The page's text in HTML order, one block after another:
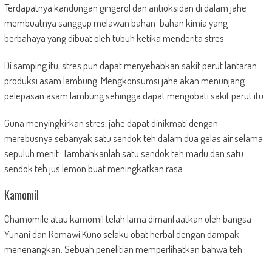
Terdapatnya kandungan gingerol dan antioksidan di dalam jahe
membuatnya sanggup melawan bahan-bahan kimia yang
berbahaya yang dibuat oleh tubuh ketika menderita stres.
Di samping itu, stres pun dapat menyebabkan sakit perut lantaran
produksi asam lambung. Mengkonsumsi jahe akan menunjang
pelepasan asam lambung sehingga dapat mengobati sakit perut itu.
Guna menyingkirkan stres, jahe dapat dinikmati dengan
merebusnya sebanyak satu sendok teh dalam dua gelas air selama
sepuluh menit. Tambahkanlah satu sendok teh madu dan satu
sendok teh jus lemon buat meningkatkan rasa.
Kamomil
Chamomile atau kamomil telah lama dimanfaatkan oleh bangsa
Yunani dan Romawi Kuno selaku obat herbal dengan dampak
menenangkan. Sebuah penelitian memperlihatkan bahwa teh